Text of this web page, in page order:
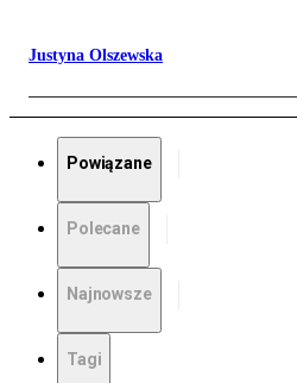
Justyna Olszewska
Powiązane
Polecane
Najnowsze
Tagi